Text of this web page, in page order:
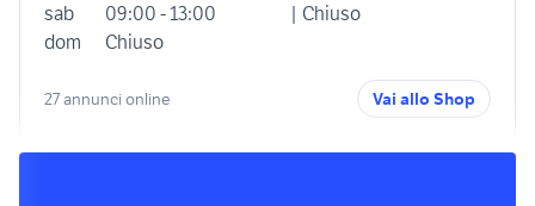
sab
09:00 - 13:00
| Chiuso
dom
Chiuso
27 annunci online Vai allo Shop